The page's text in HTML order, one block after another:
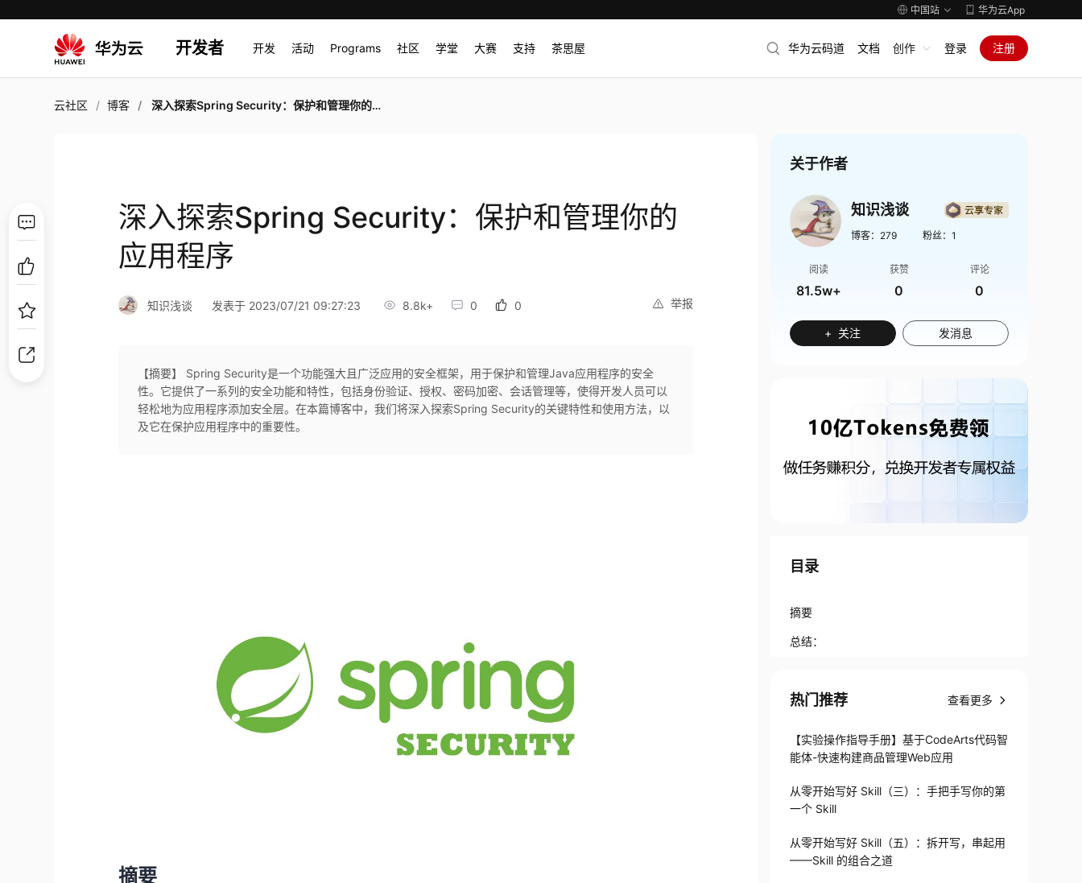
中国站 华为云App
开发者 开发 活动 Programs 社区 学堂 大赛 支持 茶思屋 华为云码道 文档 创作 登录 注册
云社区 博客 深入探索Spring Security：保护和管理你的应用程序
深入探索Spring Security：保护和管理你的
应用程序
举报
知识浅谈 发表于 2023/07/21 09:27:23 8.8k+ 0 0
【摘要】 Spring Security是一个功能强大且广泛应用的安全框架，用于保护和管理Java应用程序的安全
性。它提供了一系列的安全功能和特性，包括身份验证、授权、密码加密、会话管理等，使得开发人员可以
轻松地为应用程序添加安全层。在本篇博客中，我们将深入探索Spring Security的关键特性和使用方法，以
及它在保护应用程序中的重要性。
摘要
关于作者
知识浅谈
博客： 279 粉丝： 1
阅读
81.5w+
获赞
0
评论
0
+ 关注 发消息
目录
摘要
总结：
热门推荐 查看更多
【实验操作指导手册】基于CodeArts代码智
能体-快速构建商品管理Web应用
从零开始写好 Skill（三）：手把手写你的第
一个 Skill
从零开始写好 Skill（五）：拆开写，串起用
——Skill 的组合之道